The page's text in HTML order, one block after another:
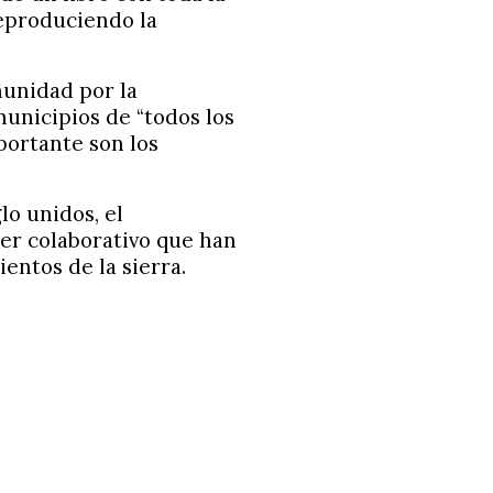
la
por la
de “todos los
son los
unidos, el
colaborativo que han
de la sierra.